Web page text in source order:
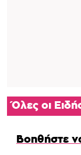
Όλες οι
Βοηθήστε